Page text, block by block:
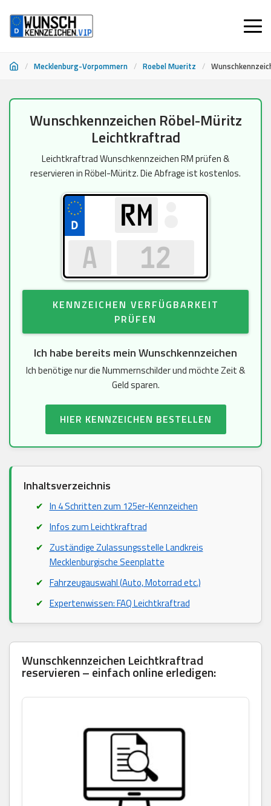
/ Mecklenburg-Vorpommern / Roebel Mueritz /
InhaltWunschkennzeichen Röbel-Müritz
Leichtkraftrad
Leichtkraftrad Wunschkennzeichen RM prüfen &
reservieren in Röbel-Müritz. Die Abfrage ist kostenlos.
KENNZEICHEN VERFÜGBARKEIT
PRÜFEN
Ich habe bereits mein Wunschkennzeichen
Ich benötige nur die Nummernschilder und möchte Zeit &
Geld sparen.
HIER KENNZEICHEN BESTELLEN
Inhaltsverzeichnis
In 4 Schritten zum 125er-Kennzeichen
Infos zum Leichtkraftrad
Zuständige Zulassungsstelle Landkreis
Mecklenburgische Seenplatte
Fahrzeugauswahl (Auto, Motorrad etc.)
Expertenwissen: FAQ Leichtkraftrad
Wunschkennzeichen Leichtkraftrad
reservieren – einfach online erledigen: